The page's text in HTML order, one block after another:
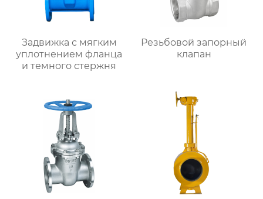
Задвижка с мягким
уплотнением фланца
и темного стержня
Резьбовой запорный
клапан